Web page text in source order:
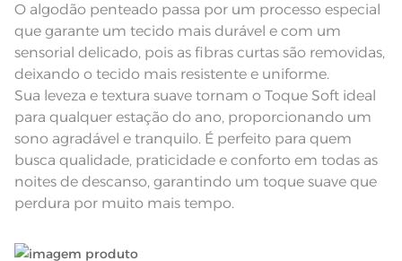
Tamanho Queen
Itens Inclusos 1 Colcha e 2 Porta-travesseiros
Medida
Colcha: 2,40m x 2,55m; Porta-
travesseiro: 50cm x 70cm
Acabamento Estampado
Instruções de Lavagem
Secar em tambor com
temperatura máxima de 60º; Ferro
de passar com temperatura
Enxágue as peças com bastante água;
Utilize a quantidade mínima de amaciante e sabão;
Leia atentamente as instruções na etiqueta.
O algodão penteado passa por um processo especial
que garante um tecido mais durável e com um
sensorial delicado, pois as fibras curtas são removidas,
deixando o tecido mais resistente e uniforme.
Sua leveza e textura suave tornam o Toque Soft ideal
para qualquer estação do ano, proporcionando um
sono agradável e tranquilo. É perfeito para quem
busca qualidade, praticidade e conforto em todas as
noites de descanso, garantindo um toque suave que
perdura por muito mais tempo.